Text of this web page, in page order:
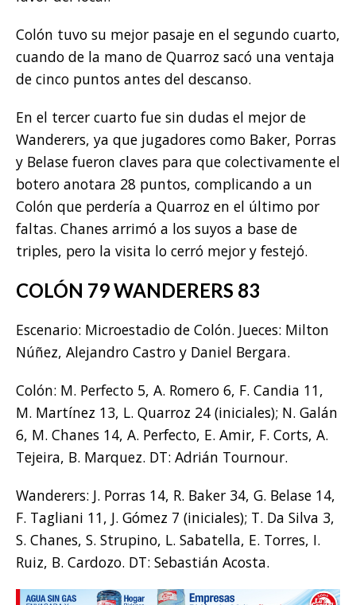
Colón tuvo su mejor pasaje en el segundo cuarto,
cuando de la mano de Quarroz sacó una ventaja
de cinco puntos antes del descanso.
En el tercer cuarto fue sin dudas el mejor de
Wanderers, ya que jugadores como Baker, Porras
y Belase fueron claves para que colectivamente el
botero anotara 28 puntos, complicando a un
Colón que perdería a Quarroz en el último por
faltas. Chanes arrimó a los suyos a base de
triples, pero la visita lo cerró mejor y festejó.
COLÓN 79 WANDERERS 83
Escenario: Microestadio de Colón. Jueces: Milton
Núñez, Alejandro Castro y Daniel Bergara.
Colón: M. Perfecto 5, A. Romero 6, F. Candia 11,
M. Martínez 13, L. Quarroz 24 (iniciales); N. Galán
6, M. Chanes 14, A. Perfecto, E. Amir, F. Corts, A.
Tejeira, B. Marquez. DT: Adrián Tournour.
Wanderers: J. Porras 14, R. Baker 34, G. Belase 14,
F. Tagliani 11, J. Gómez 7 (iniciales); T. Da Silva 3,
S. Chanes, S. Strupino, L. Sabatella, E. Torres, I.
Ruiz, B. Cardozo. DT: Sebastián Acosta.